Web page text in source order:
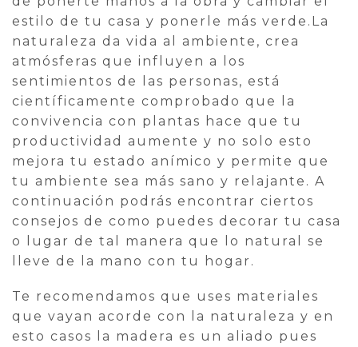
estilo de tu casa y ponerle más verde.La
naturaleza da vida al ambiente, crea
atmósferas que influyen a los
sentimientos de las personas, está
científicamente comprobado que la
convivencia con plantas hace que tu
productividad aumente y no solo esto
mejora tu estado anímico y permite que
tu ambiente sea más sano y relajante. A
continuación podrás encontrar ciertos
consejos de como puedes decorar tu casa
o lugar de tal manera que lo natural se
lleve de la mano con tu hogar.
Te recomendamos que uses materiales
que vayan acorde con la naturaleza y en
esto casos la madera es un aliado pues